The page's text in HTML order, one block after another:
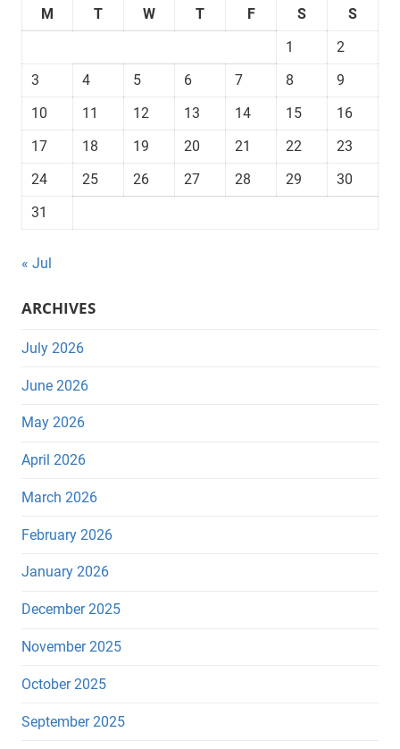
M
T W T F S
S
1
2
3
4 5 6 7 8
9
10
11 12 13 14 15
16
17
18 19 20 21 22
23
24
25 26 27 28 29
30
31
« Jul
ARCHIVES
July 2026
June 2026
May 2026
April 2026
March 2026
February 2026
January 2026
December 2025
November 2025
October 2025
September 2025